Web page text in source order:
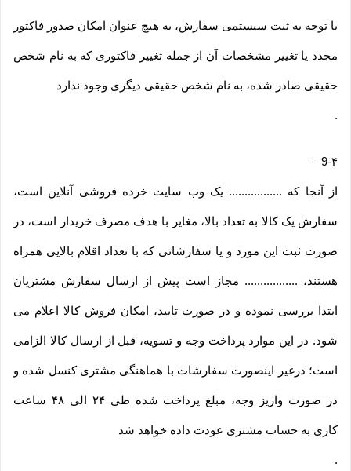
با توجه به ثبت سیستمی سفارش، به هیچ عنوان امکان صدور فاکتور
مجدد یا تغییر مشخصات آن از جمله تغییر فاکتوری که به نام شخص
حقیقی صادر شده، به نام شخص حقیقی دیگری وجود ندارد
.
9-۴ –
از آنجا که ................. یک وب ‌سایت خرده‌ فروشی آنلاین است،
سفارش یک کالا به تعداد بالا، مغایر با هدف مصرف خریدار است، در
صورت ثبت این مورد و یا سفارشاتی که با تعداد اقلام بالایی همراه
هستند، ................. مجاز است پیش از ارسال سفارش مشتریان
ابتدا بررسی نموده و در صورت تایید، امکان فروش کالا اعلام می
شود. در این موارد پرداخت وجه و تسویه، قبل از ارسال کالا الزامی
است؛ درغیر اینصورت سفارشات با هماهنگی مشتری کنسل شده و
در صورت واریز وجه، مبلغ پرداخت شده طی ۲۴ الی ۴۸ ساعت
کاری به حساب مشتری عودت داده خواهد شد
.